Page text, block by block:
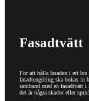
Fasadtvätt
För att hålla fasaden i ett
fasadrengöring ska bokas in
samband med en fasadtvätt
det är några skador eller